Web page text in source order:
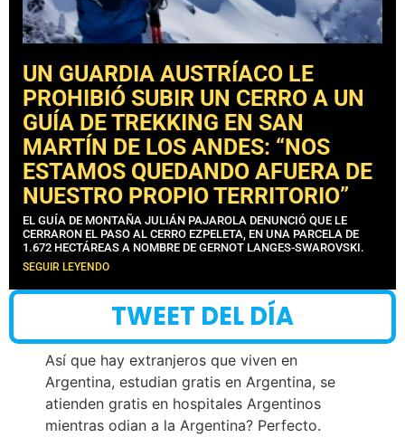
UN GUARDIA AUSTRÍACO LE
PROHIBIÓ SUBIR UN CERRO A UN
GUÍA DE TREKKING EN SAN
MARTÍN DE LOS ANDES: “NOS
ESTAMOS QUEDANDO AFUERA DE
NUESTRO PROPIO TERRITORIO”
EL GUÍA DE MONTAÑA JULIÁN PAJAROLA DENUNCIÓ QUE LE
CERRARON EL PASO AL CERRO EZPELETA, EN UNA PARCELA DE
1.672 HECTÁREAS A NOMBRE DE GERNOT LANGES-SWAROVSKI.
SEGUIR LEYENDO
TWEET DEL DÍA
Así que hay extranjeros que viven en
Argentina, estudian gratis en Argentina, se
atienden gratis en hospitales Argentinos
mientras odian a la Argentina? Perfecto.